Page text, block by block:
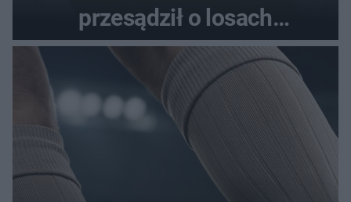
przesądził o losach
spotkania?